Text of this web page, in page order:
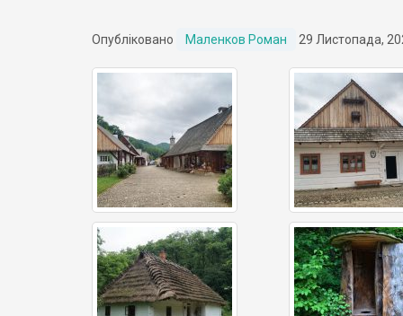
Опубліковано Маленков Роман 29 Листопада,